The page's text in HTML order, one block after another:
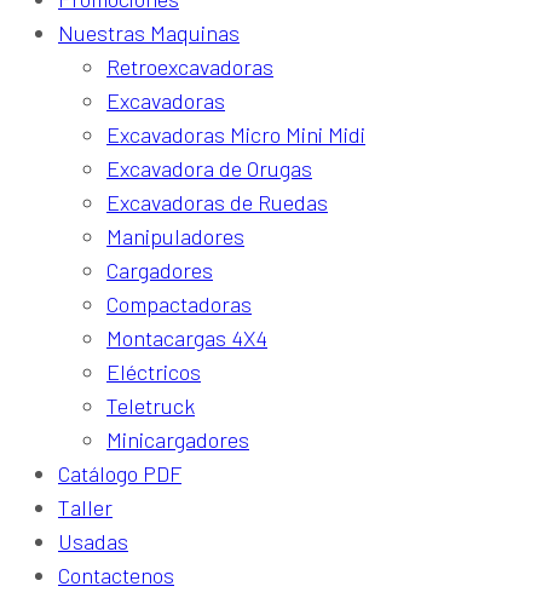
Nuestras Maquinas
Retroexcavadoras
Excavadoras
Excavadoras Micro Mini Midi
Excavadora de Orugas
Excavadoras de Ruedas
Manipuladores
Cargadores
Compactadoras
Montacargas 4X4
Eléctricos
Teletruck
Minicargadores
Catálogo PDF
Taller
Usadas
Contactenos